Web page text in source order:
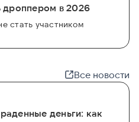
дроппером в 2026
стать участником
Все новости
деньги: как